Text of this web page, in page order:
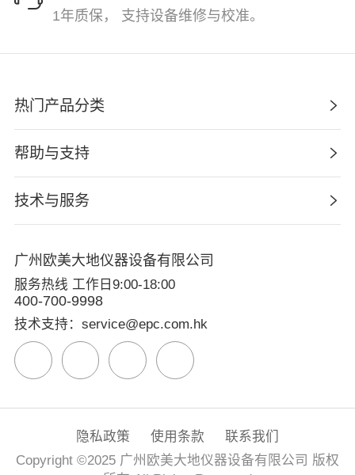
1年质保， 支持设备维修与校准。
热门产品分类
帮助与支持
技术与服务
广州欧美大地仪器设备有限公司
服务热线 工作日9:00-18:00
400-700-9998
技术支持：service@epc.com.hk
隐私政策 使用条款
联系我们
Copyright ©2025 广州欧美大地仪器设备有限公司 版权